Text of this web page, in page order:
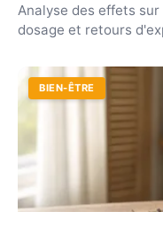
Analyse des effets
dosage et retours
BIEN-ÊTRE